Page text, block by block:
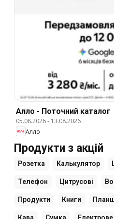
Алло - Поточний каталог
05.08.2026- 13.08.2026
Алло
Продукти з акцій
Розетка Калькулятор
Телефон Цитрусові
Продукти Книги